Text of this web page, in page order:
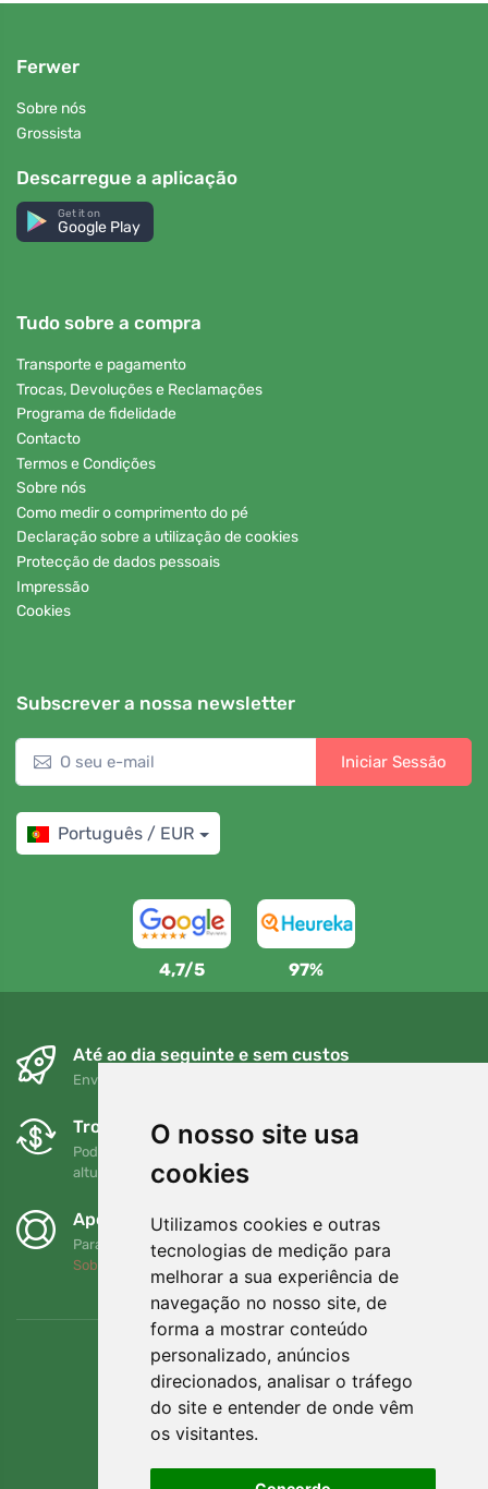
O nosso site usa
cookies
Utilizamos cookies e outras
tecnologias de medição para
melhorar a sua experiência de
navegação no nosso site, de
forma a mostrar conteúdo
personalizado, anúncios
direcionados, analisar o tráfego
do site e entender de onde vêm
os visitantes.
Ferwer
Sobre nós
Grossista
Descarregue a aplicação
Get it on
Google Play
Tudo sobre a compra
Transporte e pagamento
Trocas, Devoluções e Reclamações
Programa de fidelidade
Contacto
Termos e Condições
Sobre nós
Como medir o comprimento do pé
Declaração sobre a utilização de cookies
Protecção de dados pessoais
Impressão
Cookies
Subscrever a nossa newsletter
Iniciar Sessão
Português / EUR
4,7/5 97%
Até ao dia seguinte e sem custos
Envio gratuito para encomendas superiores a 80 EUR
Trocas e devoluções gratuitas
Pode devolver ou trocar a sua encomenda em qualquer
altura no prazo de 90 dias
Apoiamos a Trees.org
Para cada encomenda plantamos uma árvore! Leia mais
Sobre nós